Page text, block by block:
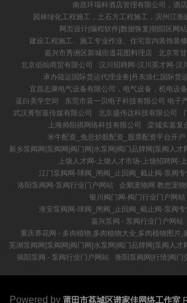
南昌环瑞科酒店管理有限公司，酒
园林绿化工程施工，土石方工程施工，滨州江衡
网页设计|编程软件|数据恢复|朝阳区网
建设工程施工、施工专业作业、住宅室内装饰装
嘉兴市秀洲区新城街道花图料理店
北京常
北京佰灿商贸有限公司
汉川招聘网-汉川英才网-汉
承办陆运国际货运代理业务|丹东涂仁国际货
宜昌志康电气设备有限公司，电气设备，机电设
蓝白美学空间
东莞市喜一贝电子科技有限公司 电子
武汉菁智嘉传媒有限公司
北京盛伟达科技有限公司
上海帅阳祺网络科技有限公司
栾城实嘉复
米牛配资_免息炒股配资_股票配资平台开户
新乡泵阀网|泵阀网|阀门网|水泵网|阀门品牌网|泵阀人才
上饶人才网-上饶人才市场-上饶招聘网-
江门泵阀网-球阀_闸阀_止回阀_截止阀-泵阀
洛阳泵阀网-泵阀行业门户网站
企鹅宠物网 教您宠
银川阀门网-阀门行业门户网站
淮安泵阀网-球阀_闸阀_止回阀_截止阀-泵阀
嘉兴泵阀 - 泵阀行业门户网站
重庆养花网 - 多肉植物,多肉植物大全,多肉植物图片,
芜湖泵阀网|泵阀网|阀门网|水泵网|阀门品牌网|泵阀人才
揭阳泵阀 - 泵阀行业门户网站
衡阳泵阀网|行情|阀门
Powered by 莆田市荔城区谱家佳网络工作室